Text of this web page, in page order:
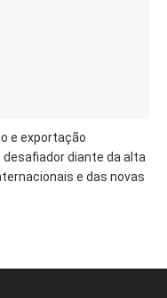
e exportação
diante da alta
e das novas